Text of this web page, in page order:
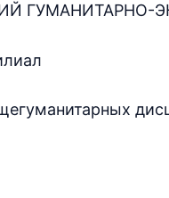
ГУМАНИТАРНО-